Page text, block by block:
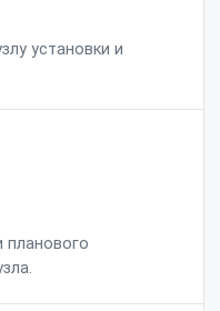
установки и